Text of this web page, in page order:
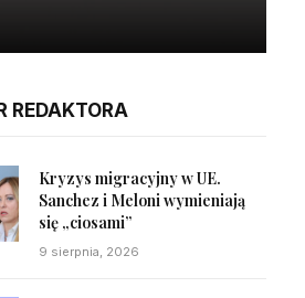
REDAKTORA
Kryzys migracyjny w UE.
Sanchez i Meloni wymieniają
się „ciosami”
9 sierpnia, 2026